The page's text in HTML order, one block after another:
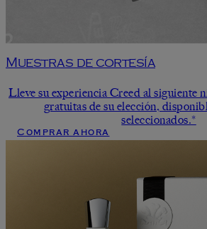
Muestras de cortesía
Lleve su experiencia Creed al siguiente
gratuitas de su elección,
seleccionados.*
Comprar ahora